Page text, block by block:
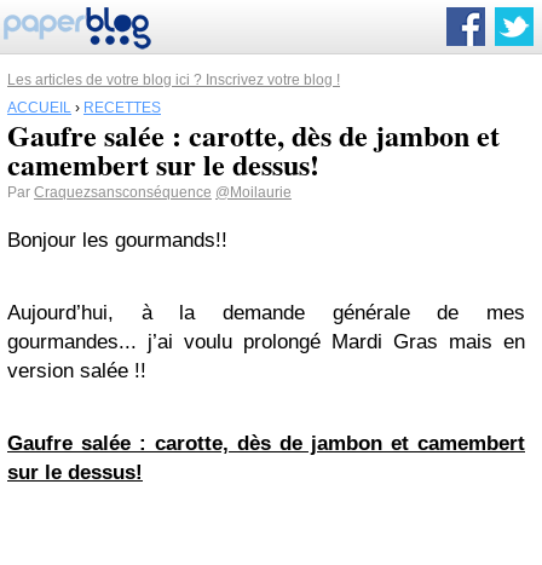
Les articles de votre blog ici ? Inscrivez votre blog !
ACCUEIL › RECETTES
Gaufre salée : carotte, dès de jambon et
camembert sur le dessus!
Par Craquezsansconséquence @Moilaurie
Bonjour les gourmands!!
Aujourd’hui, à la demande générale de mes
gourmandes... j’ai voulu prolongé Mardi Gras mais en
version salée !!
Gaufre salée : carotte, dès de jambon et camembert
sur le dessus!